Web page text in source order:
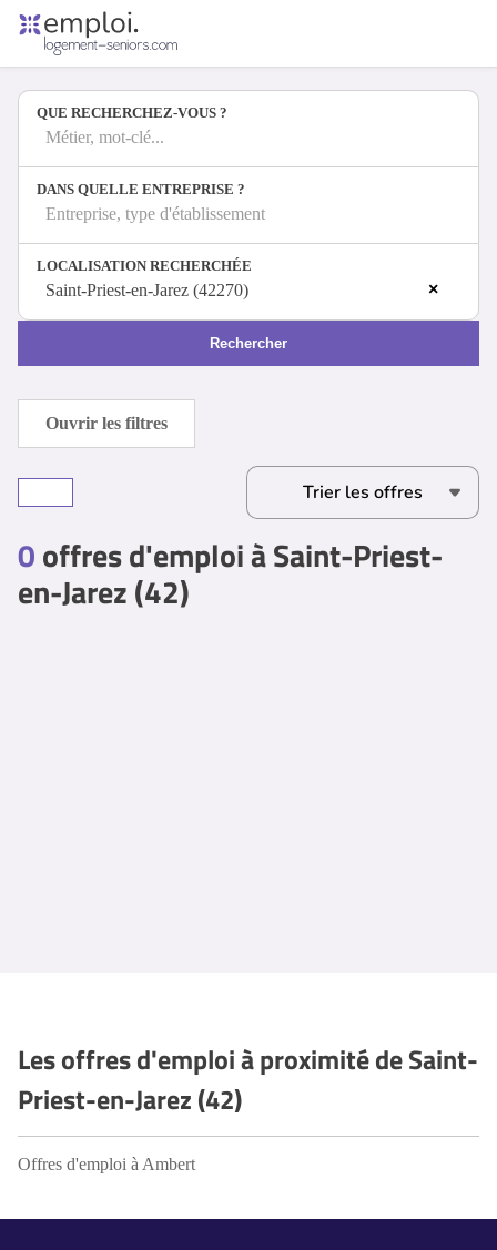
Offres d'emploi
Entreprises
Métiers
Se connecter
Espace candidat
Espace recruteur
QUE RECHERCHEZ-VOUS ?
Métier, mot-clé...
DANS QUELLE ENTREPRISE ?
Entreprise, type d'établissement
LOCALISATION RECHERCHÉE
×
Saint-Priest-en-Jarez (42270)
Rechercher
0offres d'emploi à Saint-Priest-
en-Jarez (42)
Ouvrir les filtres
Les offres d'emploi à proximité de Saint-
Priest-en-Jarez (42)
Offres d'emploi à Ambert